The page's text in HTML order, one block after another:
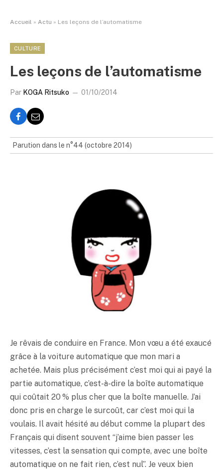
Accueil » Actu » Les leçons de l’automatisme
CULTURE
Les leçons de l’automatisme
Par KOGA Ritsuko 01/10/2014
Parution dans le n°44 (octobre 2014)
Je rêvais de conduire en France. Mon vœu a été exaucé
grâce à la voiture automatique que mon mari a
achetée. Mais plus précisément c’est moi qui ai payé la
partie automatique, c’est-à-dire la boîte automatique
qui coûtait 20 % plus cher que la boîte manuelle. J’ai
donc pris en charge le surcoût, car c’est moi qui la
voulais. Il avait hésité au début comme la plupart des
Français qui disent souvent “j’aime bien passer les
vitesses, c’est la sensation qui compte, avec une boîte
automatique on ne fait rien, c’est nul”. Je veux bien